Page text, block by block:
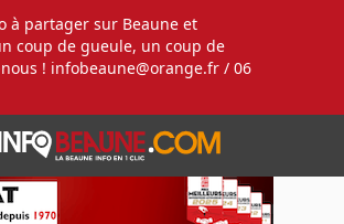
à partager sur Beaune et
coup de gueule, un coup de
! infobeaune@orange.fr / 06